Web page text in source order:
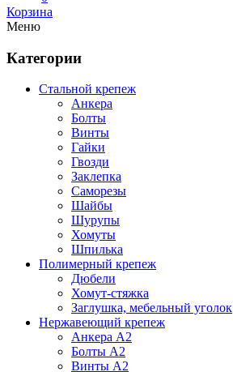
Корзина
Меню
Категории
Стальной крепеж
Анкера
Болты
Винты
Гайки
Гвозди
Заклепка
Саморезы
Шайбы
Шурупы
Хомуты
Шпилька
Полимерный крепеж
Дюбели
Хомут-стяжка
Заглушка, мебельный уголок
Нержавеющий крепеж
Анкера А2
Болты А2
Винты А2